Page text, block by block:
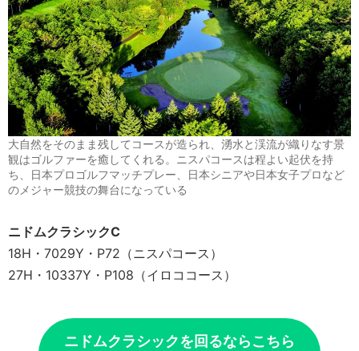
大自然をそのまま残してコースが造られ、湧水と渓流が織りなす景
観はゴルファーを癒してくれる。ニスパコースは程よい起伏を持
ち、日本プロゴルフマッチプレー、日本シニアや日本女子プロなど
のメジャー競技の舞台になっている
ニドムクラシックC
18H・7029Y・P72（ニスパコース）
27H・10337Y・P108（イロココース）
ニドムクラシックを回るならこちら